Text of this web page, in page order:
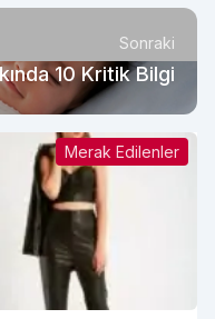
Sonraki
10 Kritik Bilgi
Merak Edilenler